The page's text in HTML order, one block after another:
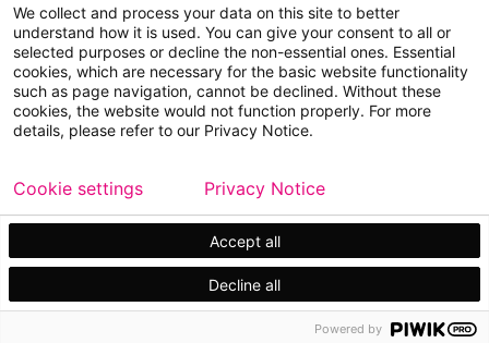
Aviso legal
Política de privacidade
Marcas registradas
We collect and process your data on this site to better
understand how it is used. You can give your consent to all or
selected purposes or decline the non-essential ones. Essential
cookies, which are necessary for the basic website functionality
such as page navigation, cannot be declined. Without these
cookies, the website would not function properly. For more
details, please refer to our Privacy Notice.
Accept all
Decline all
Cookie settings Privacy Notice
Powered by